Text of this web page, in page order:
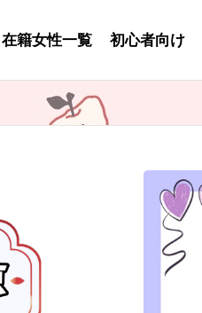
在籍女性一覧 初心者向け